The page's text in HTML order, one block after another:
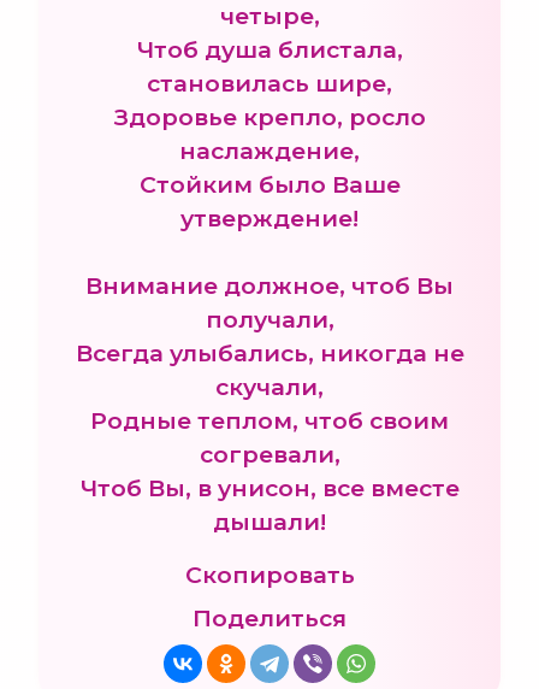
четыре,
Чтоб душа блистала,
становилась шире,
Здоровье крепло, росло
наслаждение,
Стойким было Ваше
утверждение!
Внимание должное, чтоб Вы
получали,
Всегда улыбались, никогда не
скучали,
Родные теплом, чтоб своим
согревали,
Чтоб Вы, в унисон, все вместе
дышали!
Скопировать
Поделиться